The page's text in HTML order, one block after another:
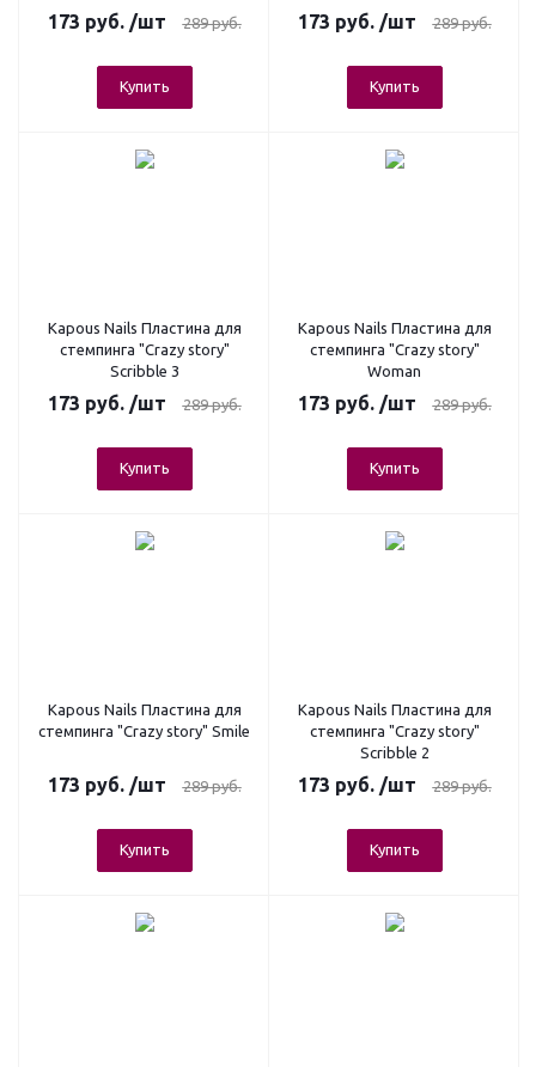
173 руб. /шт 289руб.
Купить
173 руб. /шт 289руб.
Купить
Kapous Nails Пластина для
стемпинга "Crazy story"
Scribble 3
173 руб. /шт 289руб.
Купить
Kapous Nails Пластина для
стемпинга "Crazy story"
Woman
173 руб. /шт 289руб.
Купить
Kapous Nails Пластина для
стемпинга "Crazy story" Smile
173 руб. /шт 289руб.
Купить
Kapous Nails Пластина для
стемпинга "Crazy story"
Scribble 2
173 руб. /шт 289руб.
Купить